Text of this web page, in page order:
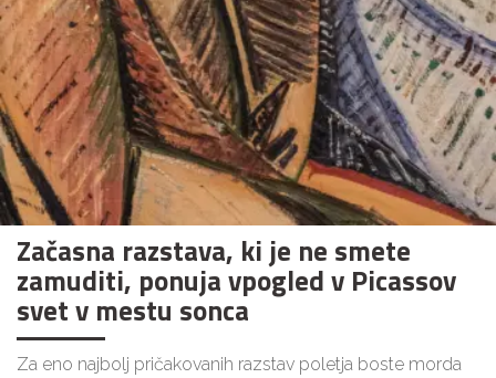
Začasna razstava, ki je ne smete
zamuditi, ponuja vpogled v Picassov
svet v mestu sonca
Za eno najbolj pričakovanih razstav poletja boste morda